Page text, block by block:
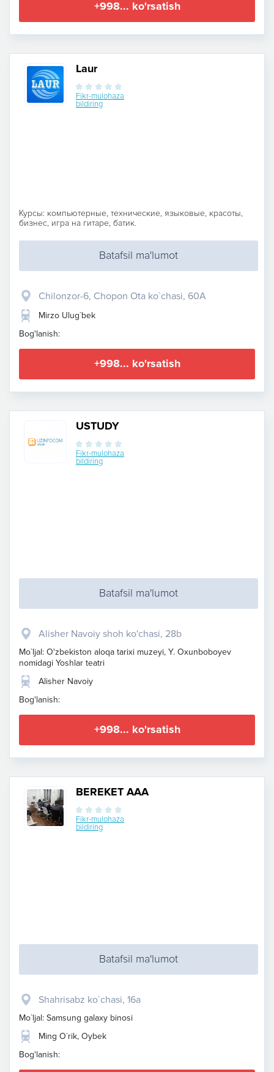
+998... ko'rsatish
Laur
Fikr-mulohaza
bildiring
Курсы: компьютерные, технические, языковые, красоты,
бизнес, игра на гитаре, батик.
Batafsil ma'lumot
Chilonzor-6, Chopon Ota ko`chasi, 60A
Mirzo Ulug`bek
Bog'lanish:
+998... ko'rsatish
USTUDY
Fikr-mulohaza
bildiring
Batafsil ma'lumot
Alisher Navoiy shoh ko'chasi, 28b
Mo`ljal: O'zbekiston aloqa tarixi muzeyi, Y. Oxunboboyev
nomidagi Yoshlar teatri
Alisher Navoiy
Bog'lanish:
+998... ko'rsatish
BEREKET AAA
Fikr-mulohaza
bildiring
Batafsil ma'lumot
Shahrisabz ko`chasi, 16a
Mo`ljal: Samsung galaxy binosi
Ming O`rik, Oybek
Bog'lanish: